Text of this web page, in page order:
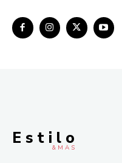
E s t i l o
& M À S